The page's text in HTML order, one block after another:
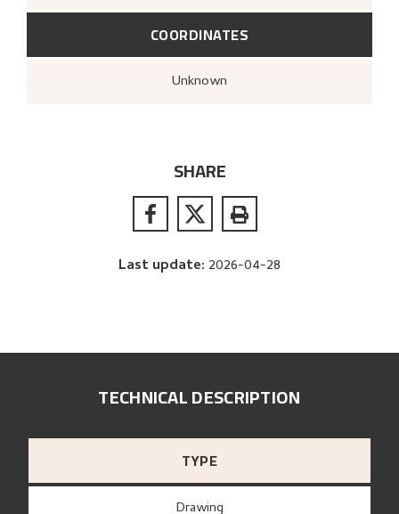
COORDINATES
Unknown
SHARE
Last update: 2026-04-28
TECHNICAL DESCRIPTION
TYPE
Drawing